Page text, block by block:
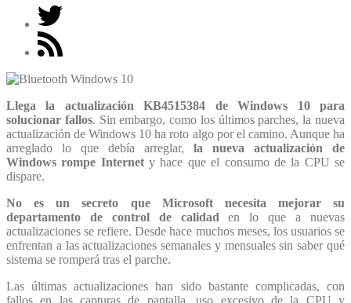
Llega la actualización KB4515384 de Windows 10 para
solucionar fallos. Sin embargo, como los últimos parches, la nueva
actualización de Windows 10 ha roto algo por el camino. Aunque ha
arreglado lo que debía arreglar, la nueva actualización de
Windows rompe Internety hace que el consumo de la CPU se
dispare.
No es un secreto que Microsoft necesita mejorar su
departamento de control de calidad en lo que a nuevas
actualizaciones se refiere. Desde hace muchos meses, los usuarios se
enfrentan a las actualizaciones semanales y mensuales sin saber qué
sistema se romperá tras el parche.
Las últimas actualizaciones han sido bastante complicadas, con
fallos en las capturas de pantalla, uso excesivo de la CPU y